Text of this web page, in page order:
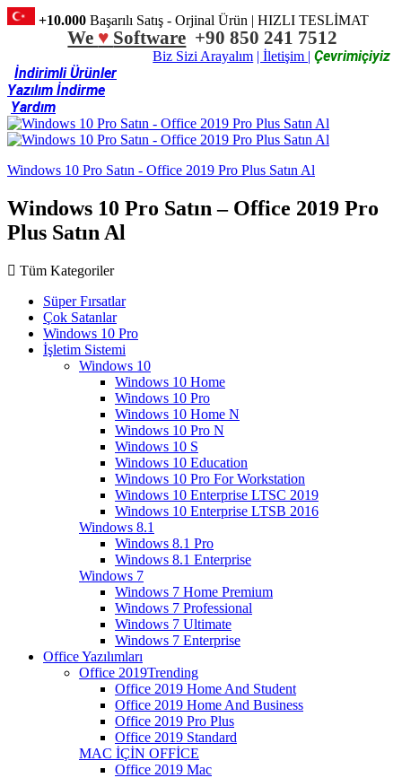
+10.000 Başarılı Satış - Orjinal Ürün | HIZLI TESLİMAT
We ♥ Software +90 850 241 7512
Biz Sizi Arayalım | İletişim | Çevrimiçiyiz
İndirimli Ürünler
Yazılım İndirme
Yardım
Windows 10 Pro Satın - Office 2019 Pro Plus Satın Al
Windows 10 Pro Satın – Office 2019 Pro
Plus Satın Al
Tüm Kategoriler
Süper Fırsatlar
Çok Satanlar
Windows 10 Pro
İşletim Sistemi
Windows 10
Windows 10 Home
Windows 10 Pro
Windows 10 Home N
Windows 10 Pro N
Windows 10 S
Windows 10 Education
Windows 10 Pro For Workstation
Windows 10 Enterprise LTSC 2019
Windows 10 Enterprise LTSB 2016
Windows 8.1
Windows 8.1 Pro
Windows 8.1 Enterprise
Windows 7
Windows 7 Home Premium
Windows 7 Professional
Windows 7 Ultimate
Windows 7 Enterprise
Office Yazılımları
Office 2019Trending
Office 2019 Home And Student
Office 2019 Home And Business
Office 2019 Pro Plus
Office 2019 Standard
MAC İÇİN OFFİCE
Office 2019 Mac